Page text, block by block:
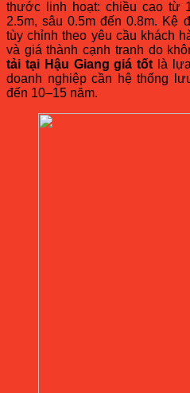
thước linh hoạt: chiều cao từ
2.5m, sâu 0.5m đến 0.8m. Kệ
tùy chỉnh theo yêu cầu khách
và giá thành cạnh tranh do
tải tại Hậu Giang giá tốt là
doanh nghiệp cần hệ thống
đến 10–15 năm.